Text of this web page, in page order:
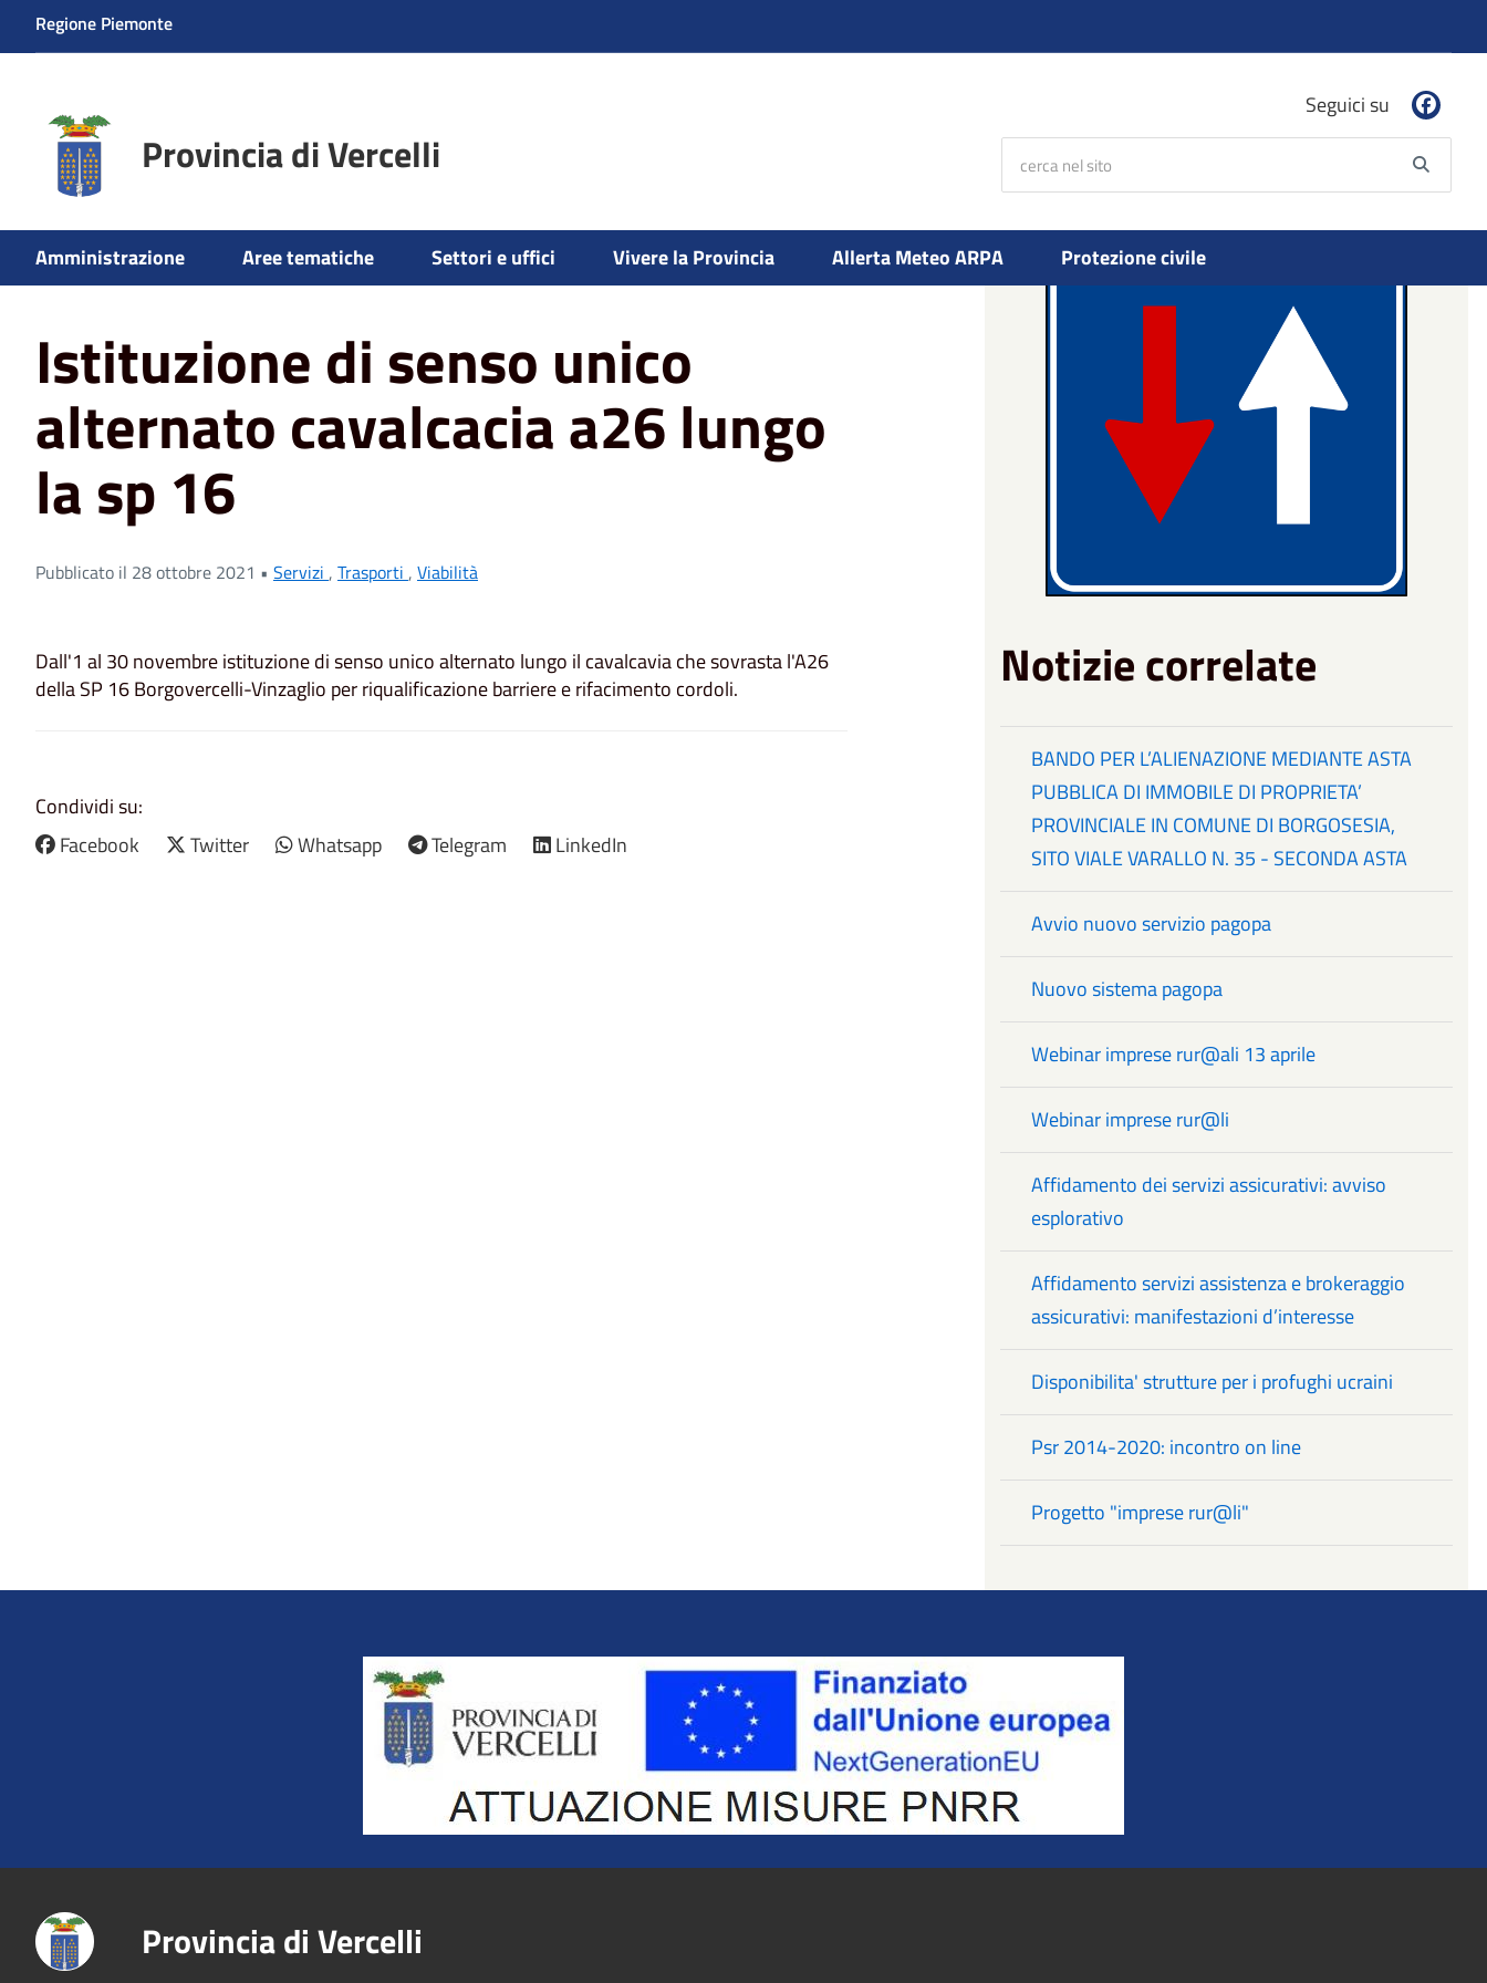
Regione Piemonte
Provincia di Vercelli
Seguici su
Amministrazione Aree tematiche Settori e uffici Vivere la Provincia Allerta Meteo ARPA Protezione civile
Home News Trasporti Istituzione di senso unico alternato cavalcacia a26 lungo la sp 16
Istituzione di senso unico
alternato cavalcacia a26 lungo
la sp 16
Pubblicato il 28 ottobre 2021 • Servizi , Trasporti , Viabilità
Dall'1 al 30 novembre istituzione di senso unico alternato lungo il cavalcavia che sovrasta l'A26
della SP 16 Borgovercelli-Vinzaglio per riqualificazione barriere e rifacimento cordoli.
Condividi su:
Facebook
Twitter Whatsapp Telegram LinkedIn
Notizie correlate
BANDO PER L’ALIENAZIONE MEDIANTE ASTA
PUBBLICA DI IMMOBILE DI PROPRIETA’
PROVINCIALE IN COMUNE DI BORGOSESIA,
SITO VIALE VARALLO N. 35 - SECONDA ASTA
Avvio nuovo servizio pagopa
Nuovo sistema pagopa
Webinar imprese rur@ali 13 aprile
Webinar imprese rur@li
Affidamento dei servizi assicurativi: avviso
esplorativo
Affidamento servizi assistenza e brokeraggio
assicurativi: manifestazioni d’interesse
Disponibilita' strutture per i profughi ucraini
Psr 2014-2020: incontro on line
Progetto "imprese rur@li"
Title
Provincia di Vercelli